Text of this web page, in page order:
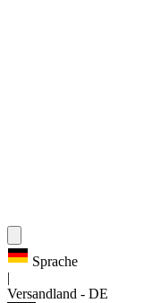
Sprache
Versandland - DE